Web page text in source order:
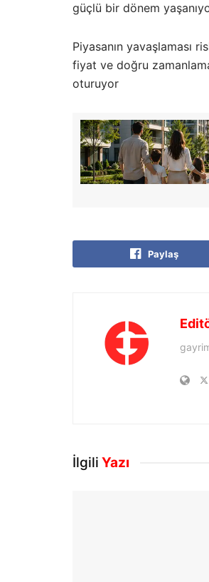
güçlü bir dönem
Piyasanın yavaşlaması
fiyat ve doğru
oturuyor
Paylaş
İlgili Yazı